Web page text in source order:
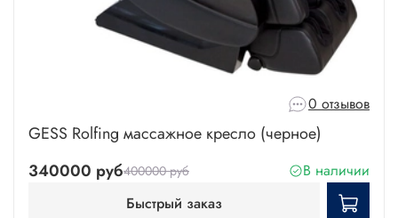
0 отзывов
GESS Rolfing массажное кресло (черное)
340000 руб400000 руб
В наличии
Быстрый заказ